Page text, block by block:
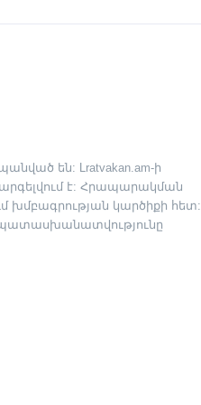
են: Lratvakan.am-ի
է: Հրապարակման
խմբագրության կարծիքի հետ: